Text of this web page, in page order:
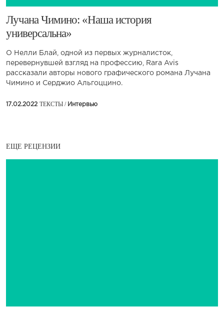
Лучана Чимино: «Наша история
универсальна»
О Нелли Блай, одной из первых журналисток,
перевернувшей взгляд на профессию, Rara Avis
рассказали авторы нового графического романа Лучана
Чимино и Серджио Альгоццино.
17.02.2022 ТЕКСТЫ / Интервью
ЕЩЕ РЕЦЕНЗИИ